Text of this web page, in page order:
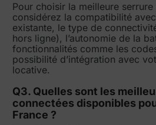
Pour choisir la meilleure serrure
considérez la compatibilité
existante, le type de
hors ligne), l’autonomie de la
fonctionnalités comme les
possibilité d’intégration avec
locative.
Q3. Quelles sont les
connectées disponibles
France ?